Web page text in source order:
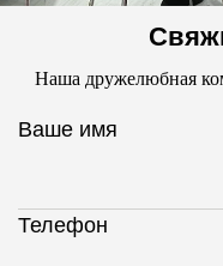
Наша дружелюбная
Ваше имя
Телефон